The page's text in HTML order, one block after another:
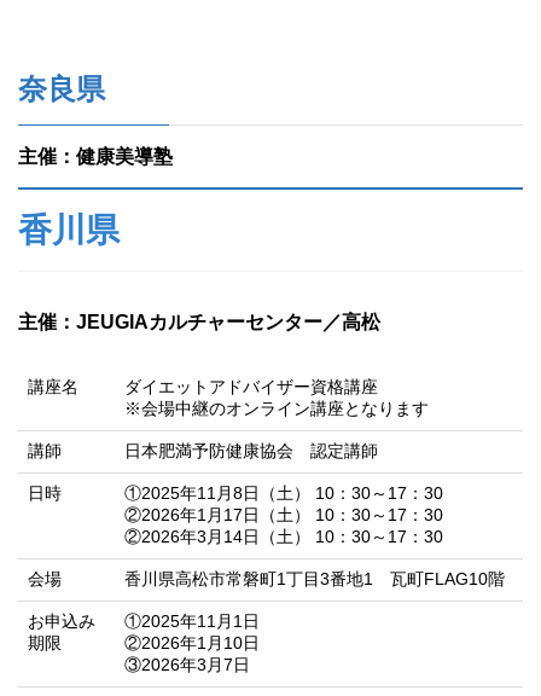
奈良県
主催：健康美導塾
香川県
主催：JEUGIAカルチャーセンター／高松
講座名
ダイエットアドバイザー資格講座
※会場中継のオンライン講座となります
講師 日本肥満予防健康協会 認定講師
日時
①2025年11月8日（土） 10：30～17：30
②2026年1月17日（土） 10：30～17：30
②2026年3月14日（土） 10：30～17：30
会場 香川県高松市常磐町1丁目3番地1 瓦町FLAG10階
お申込み
期限
①2025年11月1日
②2026年1月10日
③2026年3月7日